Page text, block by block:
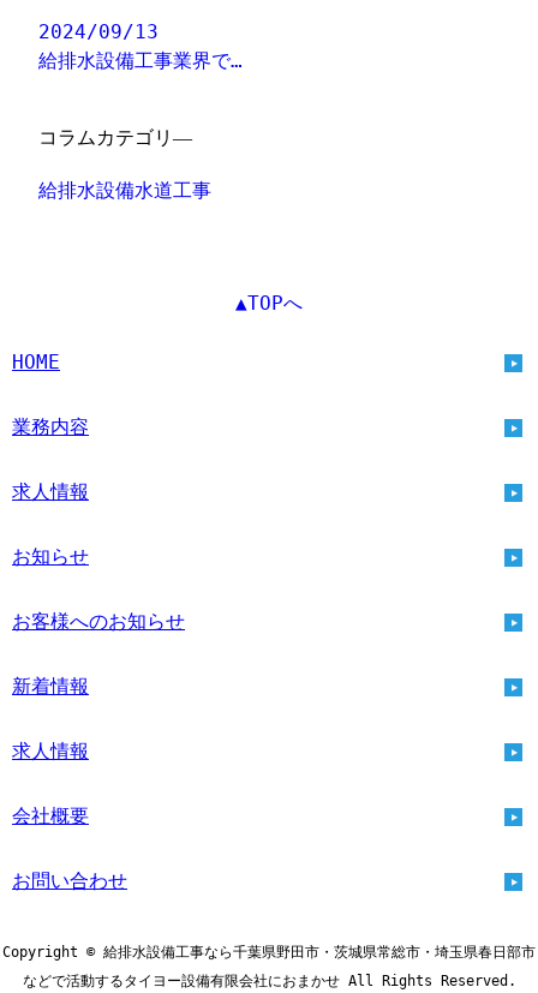
2024/09/13
給排水設備工事業界で…
コラムカテゴリ―
給排水設備水道工事
▲TOPへ
HOME
業務内容
求人情報
お知らせ
お客様へのお知らせ
新着情報
求人情報
会社概要
お問い合わせ
Copyright © 給排水設備工事なら千葉県野田市・茨城県常総市・埼玉県春日部市
などで活動するタイヨー設備有限会社におまかせ All Rights Reserved.